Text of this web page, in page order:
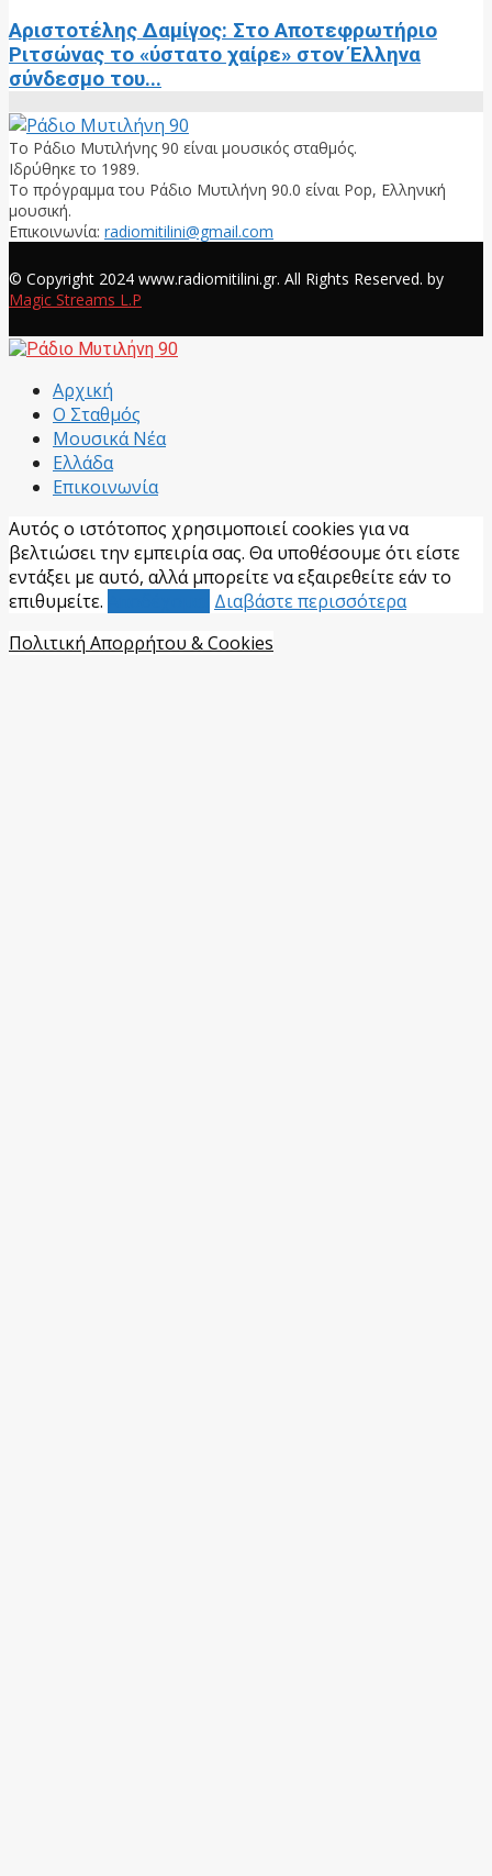
Αριστοτέλης Δαμίγος: Στο Αποτεφρωτήριο
Ριτσώνας το «ύστατο χαίρε» στον Έλληνα
σύνδεσμο του...
Το Ράδιο Μυτιλήνης 90 είναι μουσικός σταθμός.
Ιδρύθηκε το 1989.
Το πρόγραμμα του Ράδιο Μυτιλήνη 90.0 είναι Pop, Ελληνική
μουσική.
Επικοινωνία: radiomitilini@gmail.com
© Copyright 2024 www.radiomitilini.gr. All Rights Reserved. by
Magic Streams L.P
Αρχική
Ο Σταθμός
Μουσικά Νέα
Ελλάδα
Επικοινωνία
Αυτός ο ιστότοπος χρησιμοποιεί cookies για να
βελτιώσει την εμπειρία σας. Θα υποθέσουμε ότι είστε
εντάξει με αυτό, αλλά μπορείτε να εξαιρεθείτε εάν το
επιθυμείτε.
Διαβάστε περισσότερα
Πολιτική Απορρήτου & Cookies